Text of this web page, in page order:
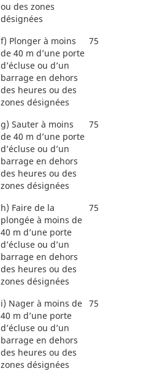
ou des zones
désignées
f) Plonger à moins
de 40 m d’une porte
d’écluse ou d’un
barrage en dehors
des heures ou des
zones désignées
75
g) Sauter à moins
de 40 m d’une porte
d’écluse ou d’un
barrage en dehors
des heures ou des
zones désignées
75
h) Faire de la
plongée à moins de
40 m d’une porte
d’écluse ou d’un
barrage en dehors
des heures ou des
zones désignées
75
i) Nager à moins de
40 m d’une porte
d’écluse ou d’un
barrage en dehors
des heures ou des
zones désignées
75